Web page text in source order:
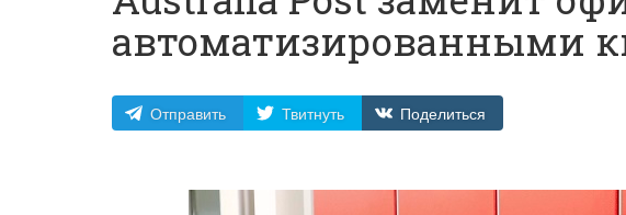
автоматизированными
Отправить Твитнуть Поделиться